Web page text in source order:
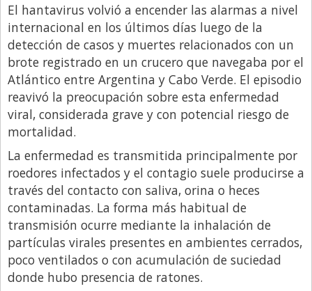
Gastronomia
Internacionales
La Opinión del Director
Legales
Libro de Quejas
Medios
Millonarios
Minuto Lanzamiento
Negocios
Opinion
País
El hantavirus volvió a encender las alarmas a nivel
internacional en los últimos días luego de la
detección de casos y muertes relacionados con un
brote registrado en un crucero que navegaba por el
Atlántico entre Argentina y Cabo Verde. El episodio
reavivó la preocupación sobre esta enfermedad
viral, considerada grave y con potencial riesgo de
mortalidad.
La enfermedad es transmitida principalmente por
roedores infectados y el contagio suele producirse a
través del contacto con saliva, orina o heces
contaminadas. La forma más habitual de
transmisión ocurre mediante la inhalación de
partículas virales presentes en ambientes cerrados,
poco ventilados o con acumulación de suciedad
donde hubo presencia de ratones.